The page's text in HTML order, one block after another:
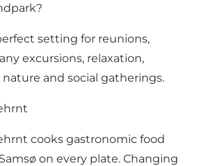
setting for reunions,
excursions, relaxation,
and social gatherings.
cooks gastronomic food
on every plate. Changing